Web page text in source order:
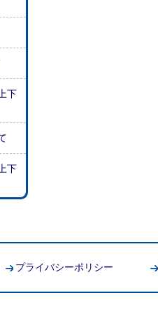
下
下
プライバシーポリシー